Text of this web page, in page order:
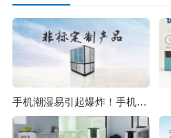
手机潮湿易引起爆炸！手机也需要防潮你知道吗？